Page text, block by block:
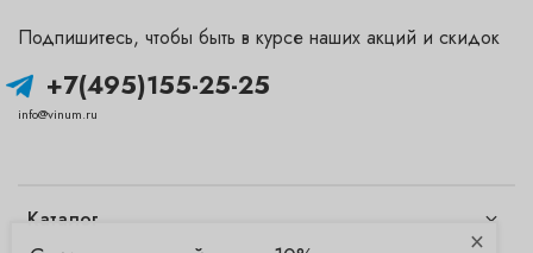
Каталог
+7(495)155-25-25
info@vinum.ru
Подпишитесь, чтобы быть в курсе наших акций и скидок
×